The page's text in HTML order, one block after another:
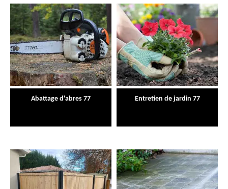
Abattage d'abres 77 Entretien de jardin 77